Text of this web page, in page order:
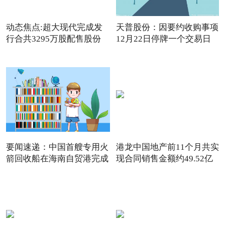
动态焦点:超大现代完成发
行合共3295万股配售股份
天普股份：因要约收购事项
12月22日停牌一个交易日
要闻速递：中国首艘专用火
箭回收船在海南自贸港完成
港龙中国地产前11个月共实
现合同销售金额约49.52亿